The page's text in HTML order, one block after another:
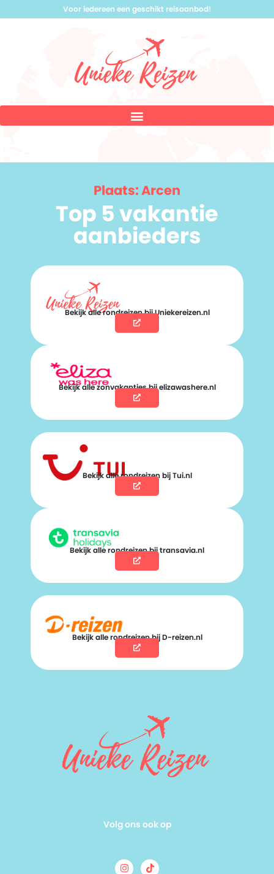
Voor iedereen een geschikt reisaanbod!
Plaats: Arcen
Top 5 vakantie
aanbieders
Bekijk alle rondreizen bij Uniekereizen.nl
Bekijk alle zonvakanties bij elizawashere.nl
Bekijk alle rondreizen bij Tui.nl
Bekijk alle rondreizen bij transavia.nl
Bekijk alle rondreizen bij D-reizen.nl
Volg ons ook op